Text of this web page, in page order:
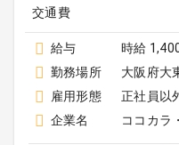
交通費
給与
時給
勤務場所
大阪府大
雇用形態
正社員以
企業名
ココカラ